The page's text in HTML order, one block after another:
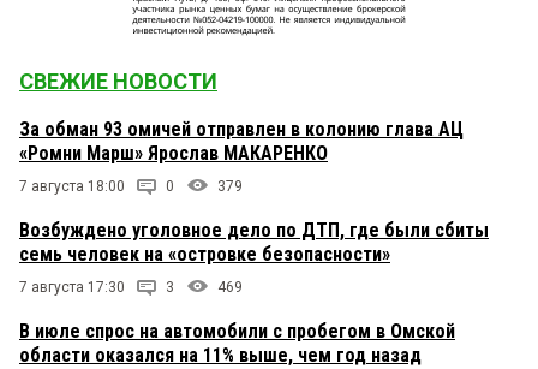
СВЕЖИЕ НОВОСТИ
За обман 93 омичей отправлен в колонию глава АЦ
«Ромни Марш» Ярослав МАКАРЕНКО
7 августа 18:00 0 379
Возбуждено уголовное дело по ДТП, где были сбиты
семь человек на «островке безопасности»
7 августа 17:30 3 469
В июле спрос на автомобили с пробегом в Омской
области оказался на 11% выше, чем год назад